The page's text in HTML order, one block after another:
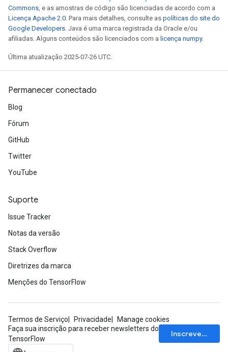
Commons, e as amostras de código são licenciadas de acordo com a
Licença Apache 2.0. Para mais detalhes, consulte as políticas do site do
Google Developers. Java é uma marca registrada da Oracle e/ou
afiliadas. Alguns conteúdos são licenciados com a licença numpy.
Última atualização 2025-07-26 UTC.
Permanecer conectado
Blog
Fórum
GitHub
Twitter
YouTube
Suporte
Issue Tracker
Notas da versão
Stack Overflow
Diretrizes da marca
Menções do TensorFlow
Termos de Serviço Privacidade
Manage cookies
Faça sua inscrição para receber newsletters do
TensorFlow
Inscrever-se